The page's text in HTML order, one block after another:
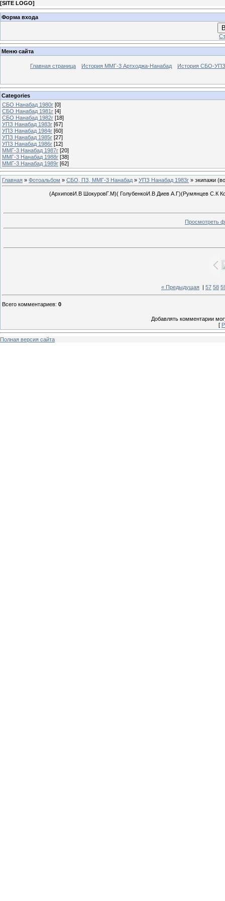
[SITE LOGO]
Форма входа
Меню сайта
Главная страница История ММГ-3 Артходжа-Нанабад История СБО-УПЗ
Categories
СБО Нанабад 1980г [0]
СБО Нанабад 1981г [4]
СБО Нанабад 1982г [18]
УПЗ Нанабад 1983г [67]
УПЗ Нанабад 1984г [60]
УПЗ Нанабад 1985г [27]
УПЗ Нанабад 1986г [12]
ММГ-3 Нанабад 1987г [20]
ММГ-3 Нанабад 1988г [38]
ММГ-3 Нанабад 1989г [62]
Главная » Фотоальбом » СБО, ПЗ, ММГ-3 Нанабад » УПЗ Нанабад 1983г » экипажи
(АрхиповИ.В ШокуровГ.М)( ГолубенкоИ.В Диев А.Г)(Румянцев С.К
Просмотреть
« Предыдущая 57 58
Всего комментариев: 0
Добавлять комментарии
[
Полная версия сайта